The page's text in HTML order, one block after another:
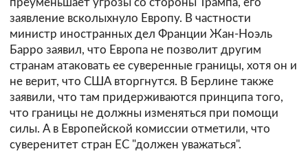
преуменьшает угрозы со стороны Трампа, его
заявление всколыхнуло Европу. В частности
министр иностранных дел Франции Жан-Ноэль
Барро заявил, что Европа не позволит другим
странам атаковать ее суверенные границы, хотя он и
не верит, что США вторгнутся. В Берлине также
заявили, что там придерживаются принципа того,
что границы не должны изменяться при помощи
силы. А в Европейской комиссии отметили, что
суверенитет стран ЕС "должен уважаться".